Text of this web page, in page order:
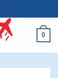
0